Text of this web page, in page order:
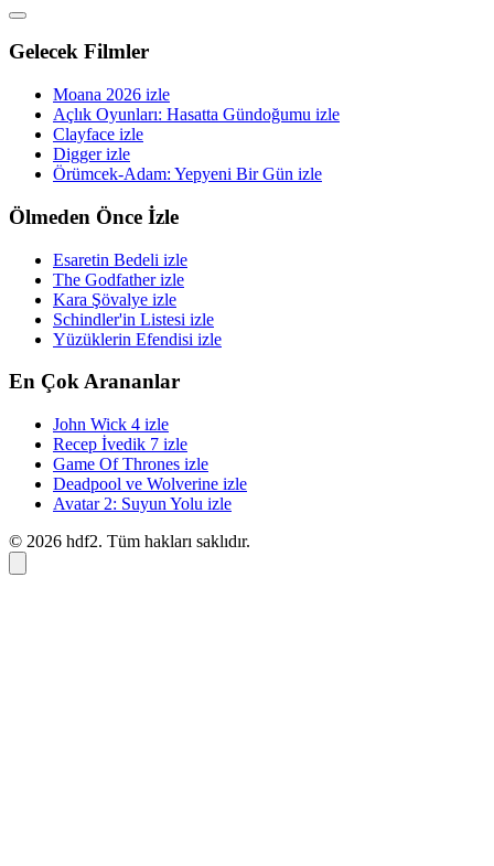
Gelecek Filmler
Moana 2026 izle
Açlık Oyunları: Hasatta Gündoğumu izle
Clayface izle
Digger izle
Örümcek-Adam: Yepyeni Bir Gün izle
Ölmeden Önce İzle
Esaretin Bedeli izle
The Godfather izle
Kara Şövalye izle
Schindler'in Listesi izle
Yüzüklerin Efendisi izle
En Çok Arananlar
John Wick 4 izle
Recep İvedik 7 izle
Game Of Thrones izle
Deadpool ve Wolverine izle
Avatar 2: Suyun Yolu izle
© 2026 hdf2. Tüm hakları saklıdır.